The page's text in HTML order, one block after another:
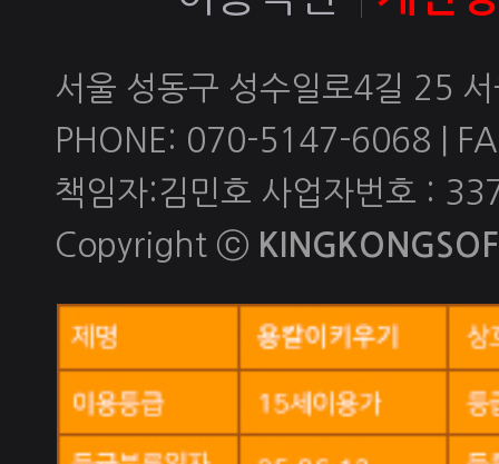
서울 성동구 성수일로4길 25
PHONE: 070-5147-6068 |
책임자:김민호 사업자번호 :
Copyright ⓒ